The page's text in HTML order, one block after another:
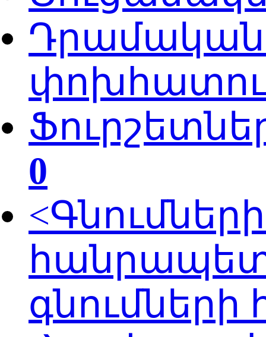
Դրամական
0